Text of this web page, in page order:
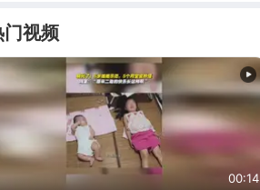
门视频
00:14